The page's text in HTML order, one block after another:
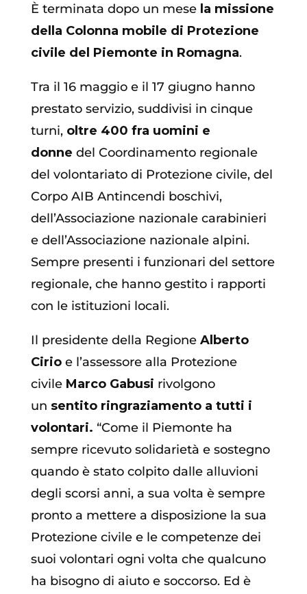
È terminata dopo un mesela missione
della Colonna mobile di Protezione
civile del Piemonte in Romagna.
Tra il 16 maggio e il 17 giugno hanno
prestato servizio, suddivisi in cinque
turni, oltre 400 fra uomini e
donne del Coordinamento regionale
del volontariato di Protezione civile, del
Corpo AIB Antincendi boschivi,
dell’Associazione nazionale carabinieri
e dell’Associazione nazionale alpini.
Sempre presenti i funzionari del settore
regionale, che hanno gestito i rapporti
con le istituzioni locali.
Il presidente della Regione Alberto
Cirioe l’assessore alla Protezione
civile Marco Gabusi rivolgono
un sentito ringraziamento a tutti i
volontari. “Come il Piemonte ha
sempre ricevuto solidarietà e sostegno
quando è stato colpito dalle alluvioni
degli scorsi anni, a sua volta è sempre
pronto a mettere a disposizione la sua
Protezione civile e le competenze dei
suoi volontari ogni volta che qualcuno
ha bisogno di aiuto e soccorso. Ed è